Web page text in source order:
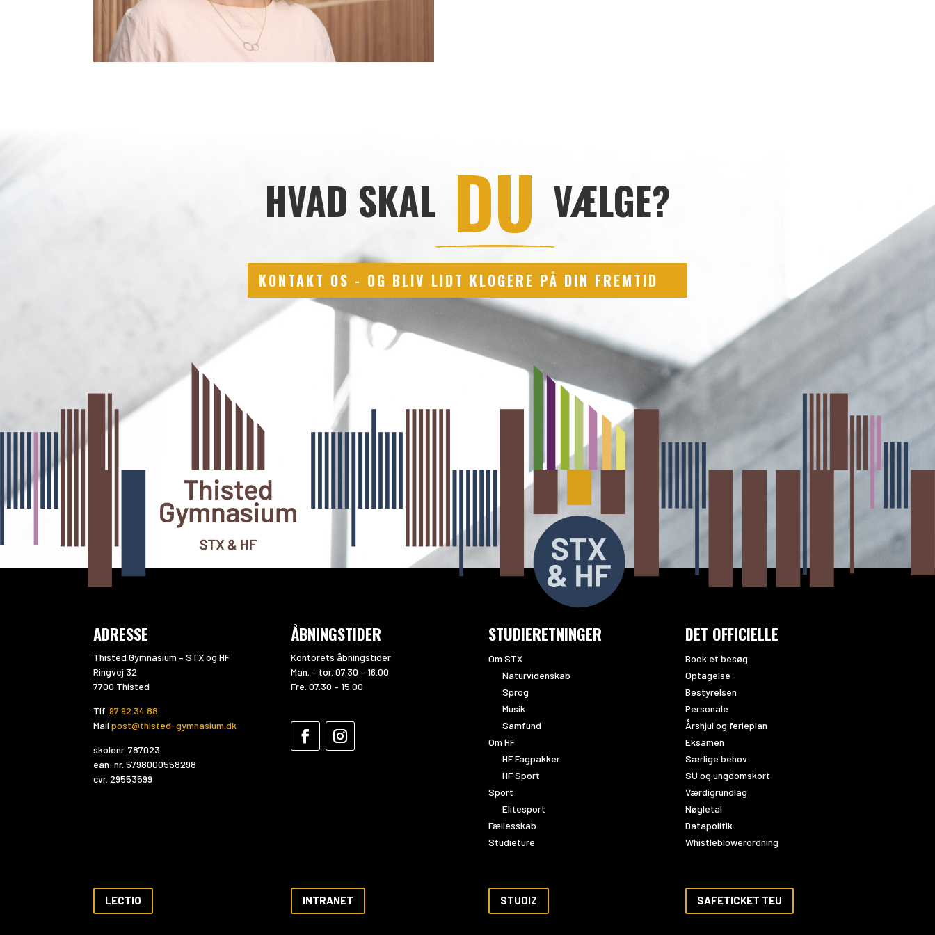
HVAD SKAL DU VÆLGE?
KONTAKT OS - OG BLIV LIDT KLOGERE PÅ DIN FREMTID
ADRESSE
Thisted Gymnasium – STX og HF
Ringvej 32
7700 Thisted
Tlf.97 92 34 88
Mailpost@thisted-gymnasium.dk
skolenr. 787023
ean-nr. 5798000558298
cvr. 29553599
ÅBNINGSTIDER
Kontorets åbningstider
Man. – tor. 07.30 – 16.00
Fre. 07.30 – 15.00
STUDIERETNINGER
Om STX
Naturvidenskab
Sprog
Musik
Samfund
Om HF
HF Fagpakker
HF Sport
Sport
Elitesport
Fællesskab
Studieture
DET OFFICIELLE
Book et besøg
Optagelse
Bestyrelsen
Personale
Årshjul og ferieplan
Eksamen
Særlige behov
SU og ungdomskort
Værdigrundlag
Nøgletal
Datapolitik
Whistleblowerordning
LECTIO INTRANET STUDIZ SAFETICKET TEU